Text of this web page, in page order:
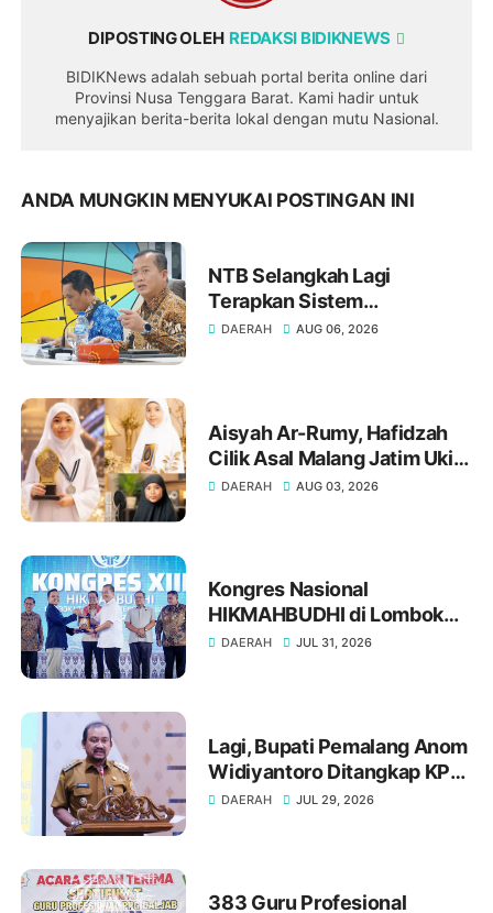
DIPOSTING OLEH REDAKSI BIDIKNEWS
BIDIKNews adalah sebuah portal berita online dari
Provinsi Nusa Tenggara Barat. Kami hadir untuk
menyajikan berita-berita lokal dengan mutu Nasional.
ANDA MUNGKIN MENYUKAI POSTINGAN INI
NTB Selangkah Lagi
Terapkan Sistem
Manajemen Talenta ASN
DAERAH AUG 06, 2026
Aisyah Ar-Rumy, Hafidzah
Cilik Asal Malang Jatim Ukir
Prestasi di Dubai
DAERAH AUG 03, 2026
Kongres Nasional
HIKMAHBUDHI di Lombok
Utara, Bukti NTB Menjunjung
DAERAH JUL 31, 2026
Lagi, Bupati Pemalang Anom
Widiyantoro Ditangkap KPK
Tengah Malam
DAERAH JUL 29, 2026
383 Guru Profesional